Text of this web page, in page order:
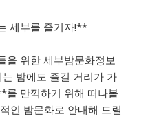
세부를 즐기자!**
위한 세부밤문화정보
밤에도 즐길 거리가 가
만끽하기 위해 떠나볼
인 밤문화로 안내해 드릴